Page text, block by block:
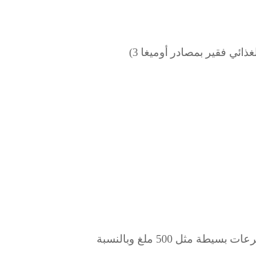
لكن لا أفضل أن تتجاوز 3 ملغ لكل كغ من وزن الجسم والاقتصار على جرعات بسيطة مثل 500 ملغ وبالنسبة